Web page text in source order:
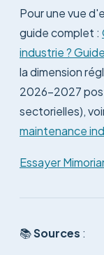
Pour une vue
guide complet :
industrie ?
la dimension
2026-2027
sectorielles),
maintenance
Essayer
📚Sources :